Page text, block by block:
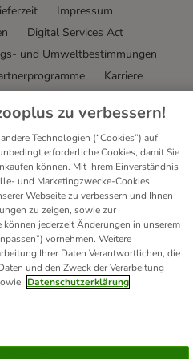
Impressum
Digital Services Act
und Umweltbestimmungen
Karriere
zu verbessern!
Technologien (“Cookies”) auf
erforderliche Cookies, damit Sie
können. Mit Ihrem Einverständnis
und Marketingzwecke-Cookies
Webseite zu verbessern und Ihnen
zu zeigen, sowie zur
jederzeit Änderungen in unserem
vornehmen. Weitere
Ihrer Daten Verantwortlichen, die
und den Zweck der Verarbeitung
Datenschutzerklärung